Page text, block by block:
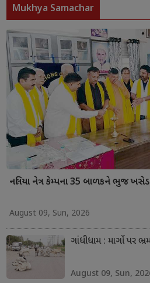
Mukhya Samachar
નલિયા નેત્ર કેમ્પના 35 બાળકને ભુજ
August 09, Sun, 2026
ગાંધીધામ : માર્ગો પર
August 09, Sun,